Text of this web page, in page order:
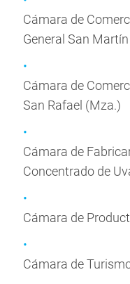
Cámara de
General San
Cámara de
San Rafael (Mza.)
Cámara de
Concentrado de
Cámara de
Cámara de